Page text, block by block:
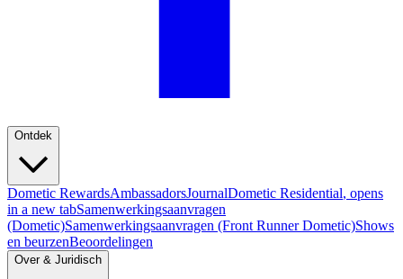
Ontdek
Dometic RewardsAmbassadorsJournalDometic Residential, opens
in a new tabSamenwerkingsaanvragen
(Dometic)Samenwerkingsaanvragen (Front Runner Dometic)Shows
en beurzenBeoordelingen
Over & Juridisch